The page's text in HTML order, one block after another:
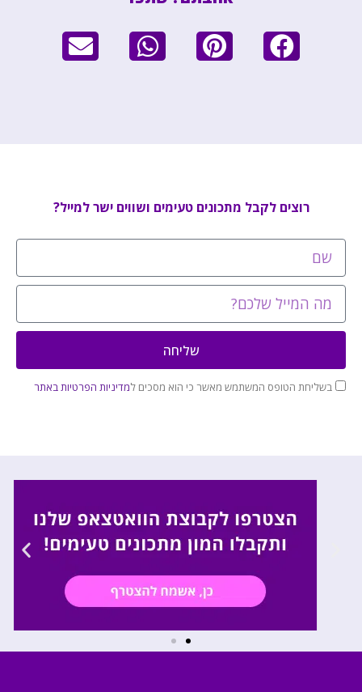
רוצים לקבל מתכונים טעימים ושווים ישר למייל?
בשליחת הטופס המשתמש מאשר כי הוא מסכים למדיניות הפרטיות באתר
שליחה